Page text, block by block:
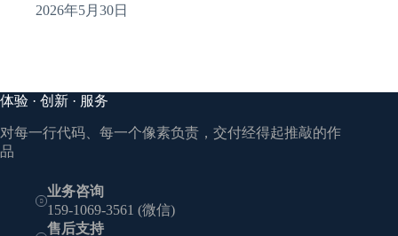
2026年5月30日
体验 · 创新 · 服务
对每一行代码、每一个像素负责，交付经得起推敲的作
品
业务咨询
159-1069-3561 (微信)
售后支持